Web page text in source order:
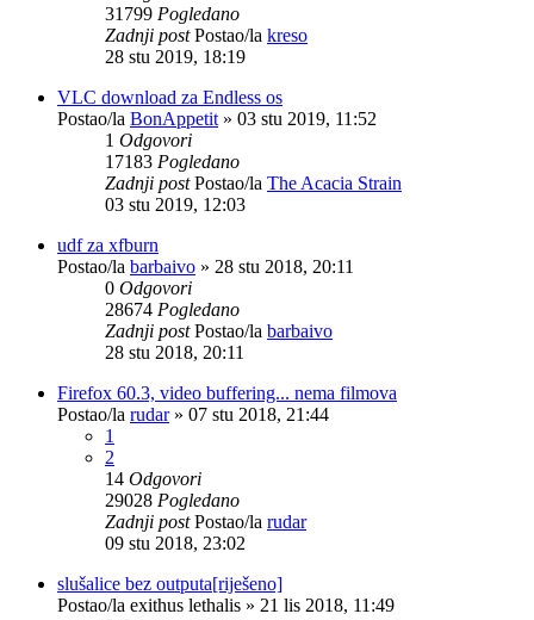
31799 Pogledano
Zadnji postPostao/la kreso
28 stu 2019, 18:19
VLC download za Endless os
Postao/la BonAppetit » 03 stu 2019, 11:52
1 Odgovori
17183 Pogledano
Zadnji postPostao/la The Acacia Strain
03 stu 2019, 12:03
udf za xfburn
Postao/la barbaivo » 28 stu 2018, 20:11
0 Odgovori
28674 Pogledano
Zadnji postPostao/la barbaivo
28 stu 2018, 20:11
Firefox 60.3, video buffering... nema filmova
Postao/la rudar» 07 stu 2018, 21:44
1
2
14 Odgovori
29028 Pogledano
Zadnji postPostao/la rudar
09 stu 2018, 23:02
slušalice bez outputa[riješeno]
Postao/la exithus lethalis » 21 lis 2018, 11:49